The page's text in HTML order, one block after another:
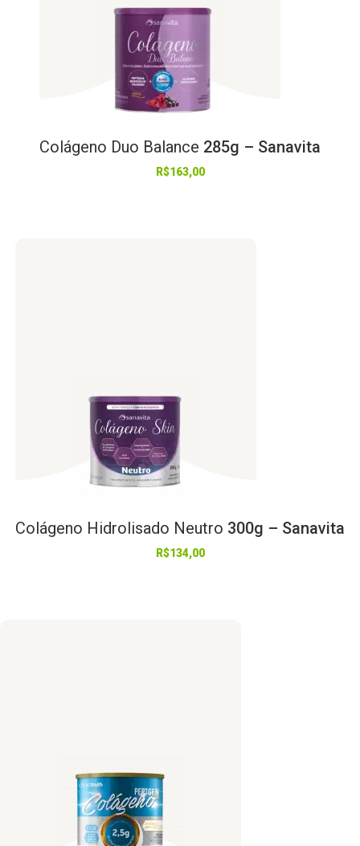
Colágeno Duo Balance 285g – Sanavita
R$163,00
Colágeno Hidrolisado Neutro 300g – Sanavita
R$134,00